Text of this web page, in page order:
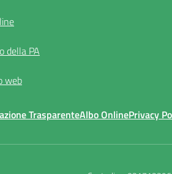
della PA
web
TrasparenteAlbo OnlinePrivacy